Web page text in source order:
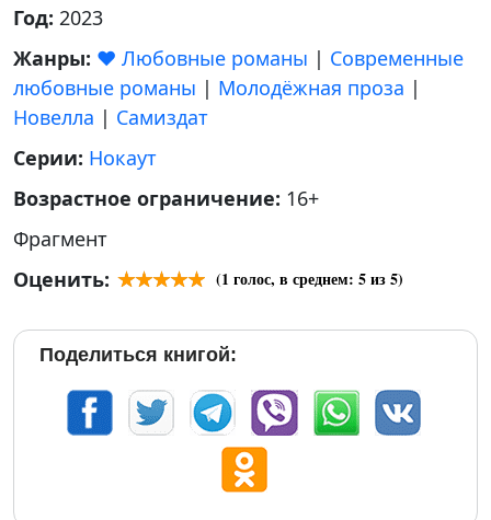
Год: 2023
Жанры: ❤️ Любовные романы | Современные
любовные романы | Молодёжная проза |
Новелла | Самиздат
Серии: Нокаут
Возрастное ограничение: 16+
Фрагмент
Оценить:
(1 голос, в среднем: 5из 5)
Поделиться книгой: